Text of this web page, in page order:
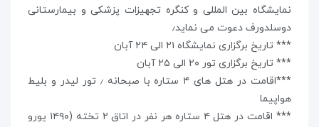
نمایشگاه بین المللی و کنگره تجهیزات پزشکی و بیمارستانی
دوسلدورف دعوت می نماید٫
*** تاریخ برگزاری نمایشگاه ۲۱ الی ۲۴ آبان
*** تاریخ برگزاری تور ۲۰ الی ۲۵ آبان
***اقامت در هتل های ۴ ستاره با صبحانه ٫ تور لیدر و بلیط
هواپیما
*** اقامت در هتل ۴ ستاره هر نفر در اتاق ۲ تخته (۱۴۹۰ یورو